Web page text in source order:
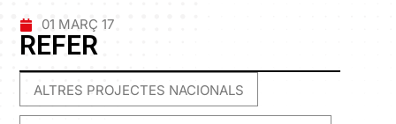
01 MARÇ 17
REFER
ALTRES PROJECTES NACIONALS